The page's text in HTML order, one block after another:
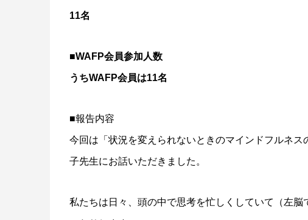
11名
■WAFP会員参加人数
うちWAFP会員は11名
■報告内容
今回は「状況を変えられないときのマインドフルネ
子先生にお話いただきました。
私たちは日々、頭の中で思考を忙しくしていて（左